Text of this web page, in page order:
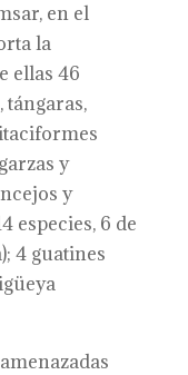
en el
la
ellas 46
tángaras,
y
y
especies, 6 de
4 guatines